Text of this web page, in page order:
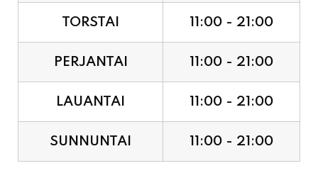
TORSTAI 11:00 - 21:00
PERJANTAI 11:00 - 21:00
LAUANTAI 11:00 - 21:00
SUNNUNTAI 11:00 - 21:00